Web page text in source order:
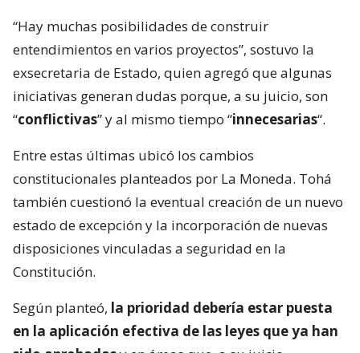
“Hay muchas posibilidades de construir
entendimientos en varios proyectos”, sostuvo la
exsecretaria de Estado, quien agregó que algunas
iniciativas generan dudas porque, a su juicio, son
“conflictivas” y al mismo tiempo “innecesarias“.
Entre estas últimas ubicó los cambios
constitucionales planteados por La Moneda. Tohá
también cuestionó la eventual creación de un nuevo
estado de excepción y la incorporación de nuevas
disposiciones vinculadas a seguridad en la
Constitución.
Según planteó, la prioridad debería estar puesta
en la aplicación efectiva de las leyes que ya han